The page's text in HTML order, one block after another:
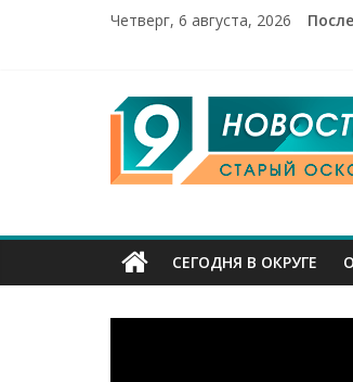
Четверг, 6 августа, 2026
9
Канал
Старый
Оскол
СЕГОДНЯ В ОКРУГЕ